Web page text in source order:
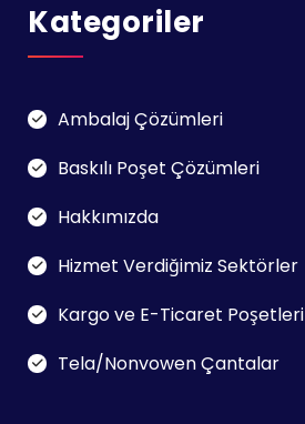
Kategoriler
Ambalaj Çözümleri
Baskılı Poşet Çözümleri
Hakkımızda
Hizmet Verdiğimiz Sektörler
Kargo ve E-Ticaret Poşetleri
Tela/Nonvowen Çantalar